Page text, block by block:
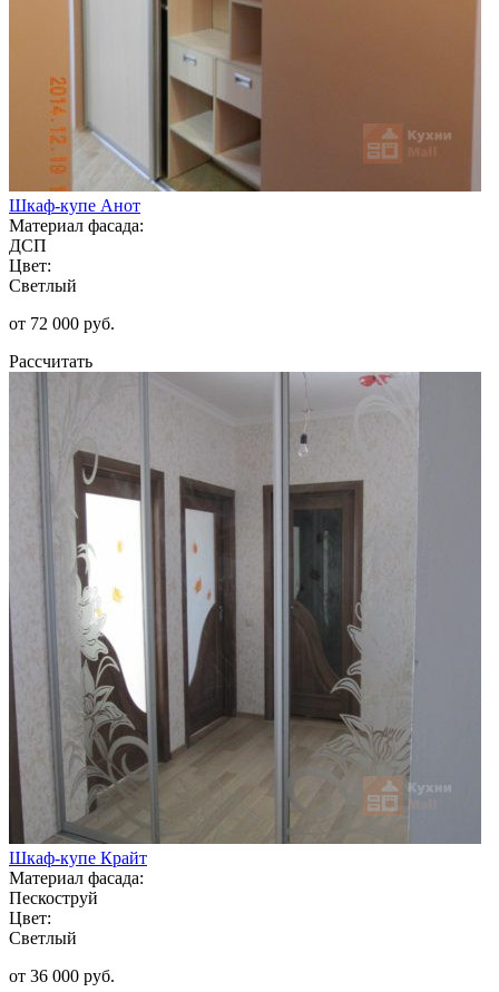
Шкаф-купе Анот
Материал фасада:
ДСП
Цвет:
Светлый
от 72 000 руб.
Рассчитать
Шкаф-купе Крайт
Материал фасада:
Пескоструй
Цвет:
Светлый
от 36 000 руб.